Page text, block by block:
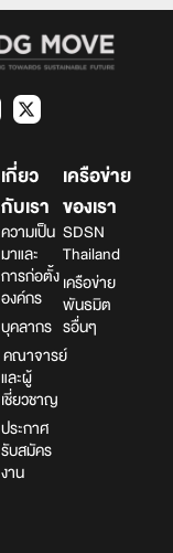
เกี่ยว
กับเรา
ความเป็น
มาและ
การก่อตั้ง
องค์กร
บุคลากร
คณาจารย์
และผู้
เชี่ยวชาญ
ประกาศ
รับสมัคร
งาน
เครือข่าย
ของเรา
SDSN
Thailand
เครือข่าย
พันธมิต
รอื่นๆ